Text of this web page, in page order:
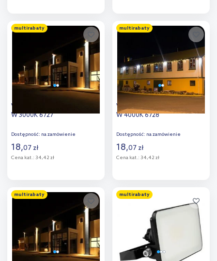
Dodaj do
porównania
Dodaj do
porównania
multirabaty
V-TAC F-Class naświetlacz 10
W 3000K 6727
Dostępność: na zamówienie
18,07 zł
Cena kat.: 34,42 zł
Dodaj do
porównania
multirabaty
V-TAC F-Class naświetlacz 10
W 4000K 6728
Dostępność: na zamówienie
18,07 zł
Cena kat.: 34,42 zł
Dodaj do
porównania
multirabaty multirabaty